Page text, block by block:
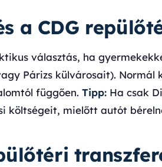
a CDG
választás, ha
Párizs külvárosait).
függően. Tipp: Ha csak
költségeit, mielőtt autót